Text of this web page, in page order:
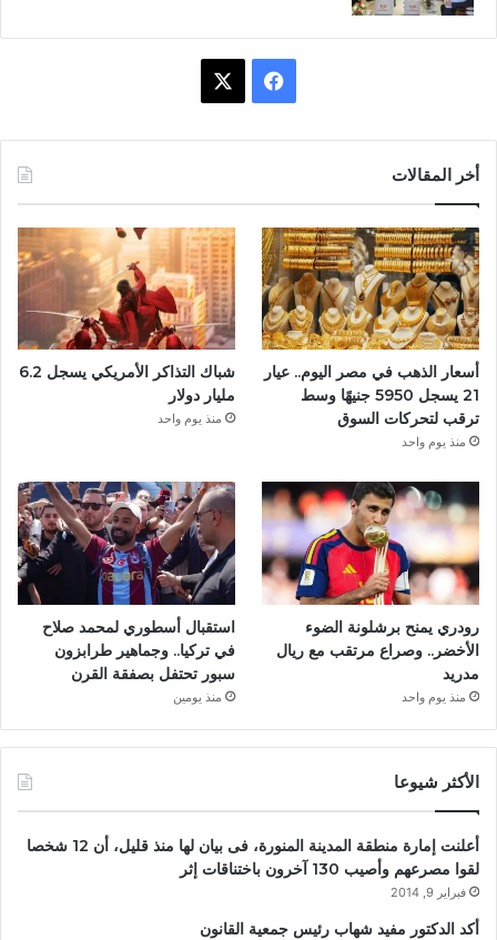
و
ك
أخر المقالات
أسعار الذهب في مصر اليوم.. عيار
21 يسجل 5950 جنيهًا وسط
ترقب لتحركات السوق
منذ يوم واحد
شباك التذاكر الأمريكي يسجل 6.2
مليار دولار
منذ يوم واحد
رودري يمنح برشلونة الضوء
الأخضر.. وصراع مرتقب مع ريال
مدريد
منذ يوم واحد
استقبال أسطوري لمحمد صلاح
في تركيا.. وجماهير طرابزون
سبور تحتفل بصفقة القرن
منذ يومين
الأكثر شيوعا
أعلنت إمارة منطقة المدينة المنورة، فى بيان لها منذ قليل، أن 12 شخصا
لقوا مصرعهم وأصيب 130 آخرون باختناقات إثر
فبراير 9, 2014
أكد الدكتور مفيد شهاب رئيس جمعية القانون